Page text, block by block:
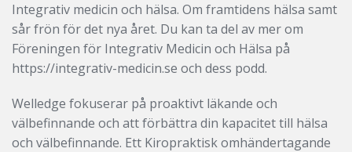
Integrativ medicin och hälsa. Om framtidens hälsa samt
sår frön för det nya året. Du kan ta del av mer om
Föreningen för Integrativ Medicin och Hälsa på
https://integrativ-medicin.se och dess podd.
Welledge fokuserar på proaktivt läkande och
välbefinnande och att förbättra din kapacitet till hälsa
och välbefinnande. Ett Kiropraktisk omhändertagande